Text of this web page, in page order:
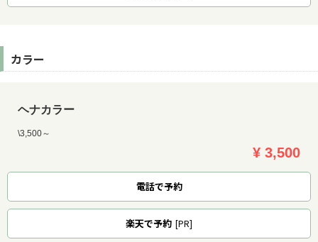
カラー
ヘナカラー
\3,500～
¥ 3,500
電話で予約
楽天で予約 [PR]